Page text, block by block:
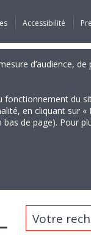
Accessibilité
d’audience,
fonctionnement du
en cliquant sur
de page). Pour
Votre recherche